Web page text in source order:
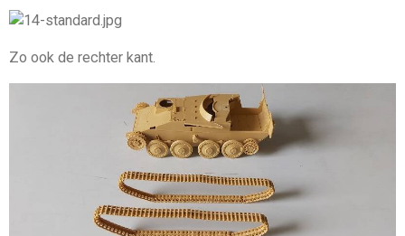
Zo ook de rechter kant.